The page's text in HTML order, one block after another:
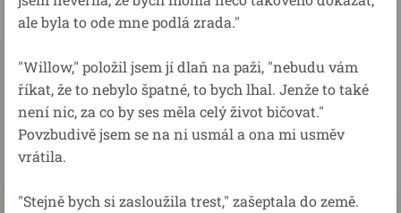
ale byla to ode mne podlá zrada."
"Willow," položil jsem jí dlaň na paži, "nebudu vám
říkat, že to nebylo špatné, to bych lhal. Jenže to také
není nic, za co by ses měla celý život bičovat."
Povzbudivě jsem se na ni usmál a ona mi usměv
vrátila.
"Stejně bych si zasloužila trest," zašeptala do země.